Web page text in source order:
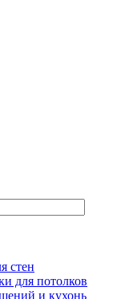
стен
для потолков